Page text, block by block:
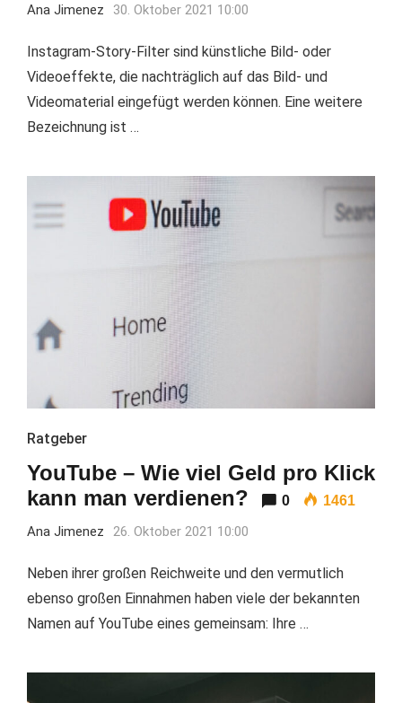
Ana Jimenez 30. Oktober 2021 10:00
Instagram-Story-Filter sind künstliche Bild- oder
Videoeffekte, die nachträglich auf das Bild- und
Videomaterial eingefügt werden können. Eine weitere
Bezeichnung ist …
Ratgeber
YouTube – Wie viel Geld pro Klick
kann man verdienen?
0 1461
Ana Jimenez 26. Oktober 2021 10:00
Neben ihrer großen Reichweite und den vermutlich
ebenso großen Einnahmen haben viele der bekannten
Namen auf YouTube eines gemeinsam: Ihre …